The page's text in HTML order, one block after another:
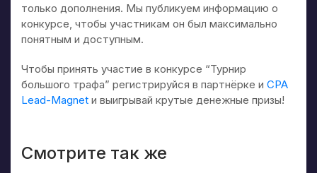
только дополнения. Мы публикуем информацию о
конкурсе, чтобы участникам он был максимально
понятным и доступным.
Чтобы принять участие в конкурсе “Турнир
большого трафа” регистрируйся в партнёрке и CPA
Lead-Magnet и выигрывай крутые денежные призы!
Смотрите так же